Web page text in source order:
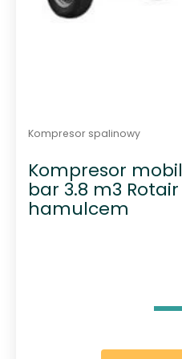
Kompresor spalinowy
Kompresor
bar 3.8 m3 Rotair
hamulcem